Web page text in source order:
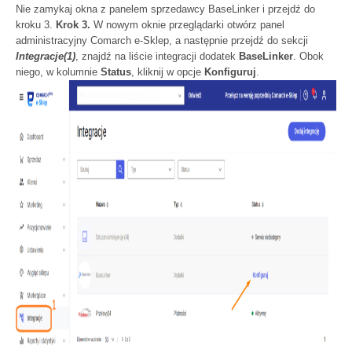
Nie zamykaj okna z panelem sprzedawcy BaseLinker i przejdź do
kroku 3. Krok 3. W nowym oknie przeglądarki otwórz panel
administracyjny Comarch e-Sklep, a następnie przejdź do sekcji
Integracje(1) , znajdź na liście integracji dodatek BaseLinker . Obok
niego, w kolumnie Status , kliknij w opcje Konfiguruj